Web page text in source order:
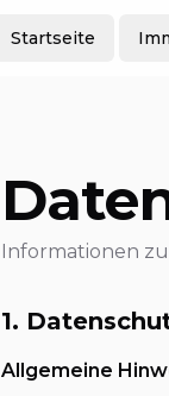
Startseite
Informationen
1.
Allgemeine